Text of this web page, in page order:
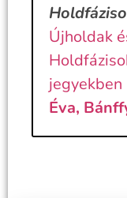
Újholdak
jegyekben
Éva,